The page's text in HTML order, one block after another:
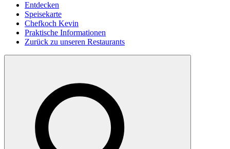
Entdecken
Speisekarte
Chefkoch Kevin
Praktische Informationen
Zurück zu unseren Restaurants